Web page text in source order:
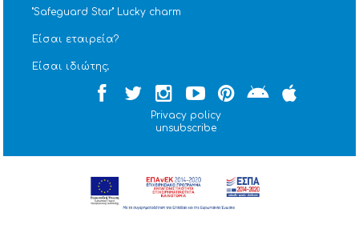
''Safeguard Star'' Lucky charm
Είσαι εταιρεία?
Είσαι ιδιώτης;
Privacy policy
unsubscribe